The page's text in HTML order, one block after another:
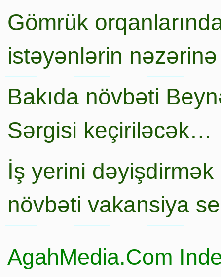
Gömrük
istəyənlərin nəzərinə
Bakıda növbəti
Sərgisi keçiriləcək…
İş yerini
növbəti vakansiya
AgahMedia.Com